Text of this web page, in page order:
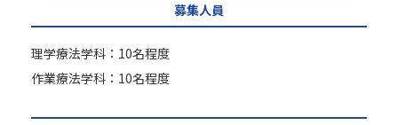
募集人員
理学療法学科：10名程度
作業療法学科：10名程度